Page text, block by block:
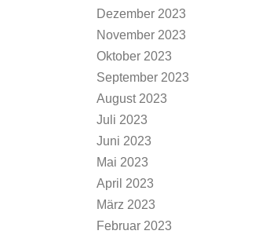
Dezember 2023
November 2023
Oktober 2023
September 2023
August 2023
Juli 2023
Juni 2023
Mai 2023
April 2023
März 2023
Februar 2023